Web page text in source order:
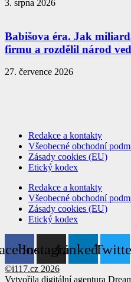
3. srpna 2026
Babišova éra. Jak
firmu a rozdělil národ
27. července 2026
Redakce a kontakty
Všeobecné obchodní
Zásady cookies (EU)
Etický kodex
Redakce a kontakty
Všeobecné obchodní
Zásady cookies (EU)
Etický kodex
InstagramLinkedin
©i117.cz 2026
Vytvořila digitální agentura